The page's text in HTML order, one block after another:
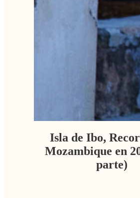
Isla de Ibo,
Mozambique en
parte)